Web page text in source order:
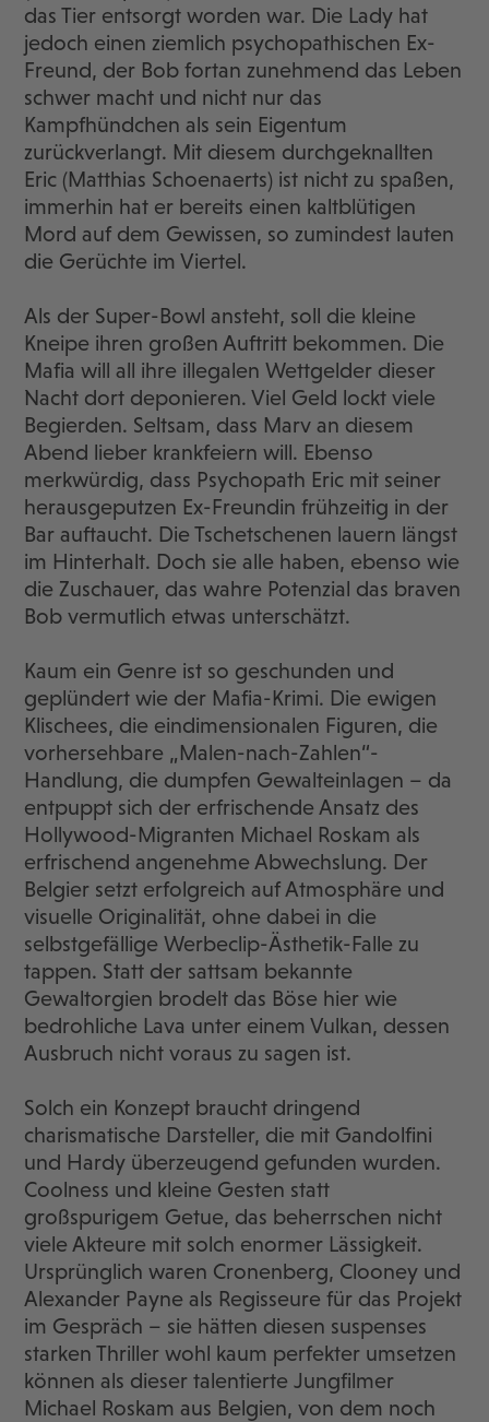
das Tier entsorgt worden war. Die Lady hat
jedoch einen ziemlich psychopathischen Ex-
Freund, der Bob fortan zunehmend das Leben
schwer macht und nicht nur das
Kampfhündchen als sein Eigentum
zurückverlangt. Mit diesem durchgeknallten
Eric (Matthias Schoenaerts) ist nicht zu spaßen,
immerhin hat er bereits einen kaltblütigen
Mord auf dem Gewissen, so zumindest lauten
die Gerüchte im Viertel.
Als der Super-Bowl ansteht, soll die kleine
Kneipe ihren großen Auftritt bekommen. Die
Mafia will all ihre illegalen Wettgelder dieser
Nacht dort deponieren. Viel Geld lockt viele
Begierden. Seltsam, dass Marv an diesem
Abend lieber krankfeiern will. Ebenso
merkwürdig, dass Psychopath Eric mit seiner
herausgeputzen Ex-Freundin frühzeitig in der
Bar auftaucht. Die Tschetschenen lauern längst
im Hinterhalt. Doch sie alle haben, ebenso wie
die Zuschauer, das wahre Potenzial das braven
Bob vermutlich etwas unterschätzt.
Kaum ein Genre ist so geschunden und
geplündert wie der Mafia-Krimi. Die ewigen
Klischees, die eindimensionalen Figuren, die
vorhersehbare „Malen-nach-Zahlen“-
Handlung, die dumpfen Gewalteinlagen – da
entpuppt sich der erfrischende Ansatz des
Hollywood-Migranten Michael Roskam als
erfrischend angenehme Abwechslung. Der
Belgier setzt erfolgreich auf Atmosphäre und
visuelle Originalität, ohne dabei in die
selbstgefällige Werbeclip-Ästhetik-Falle zu
tappen. Statt der sattsam bekannte
Gewaltorgien brodelt das Böse hier wie
bedrohliche Lava unter einem Vulkan, dessen
Ausbruch nicht voraus zu sagen ist.
Solch ein Konzept braucht dringend
charismatische Darsteller, die mit Gandolfini
und Hardy überzeugend gefunden wurden.
Coolness und kleine Gesten statt
großspurigem Getue, das beherrschen nicht
viele Akteure mit solch enormer Lässigkeit.
Ursprünglich waren Cronenberg, Clooney und
Alexander Payne als Regisseure für das Projekt
im Gespräch – sie hätten diesen suspenses
starken Thriller wohl kaum perfekter umsetzen
können als dieser talentierte Jungfilmer
Michael Roskam aus Belgien, von dem noch